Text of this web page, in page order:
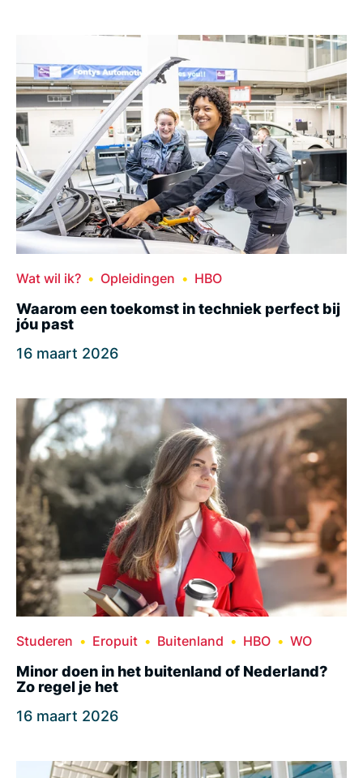
Wat wil ik? Opleidingen HBO
Waarom een toekomst in techniek perfect bij
jóu past
16 maart 2026
Studeren Eropuit Buitenland HBO WO
Minor doen in het buitenland of Nederland?
Zo regel je het
16 maart 2026